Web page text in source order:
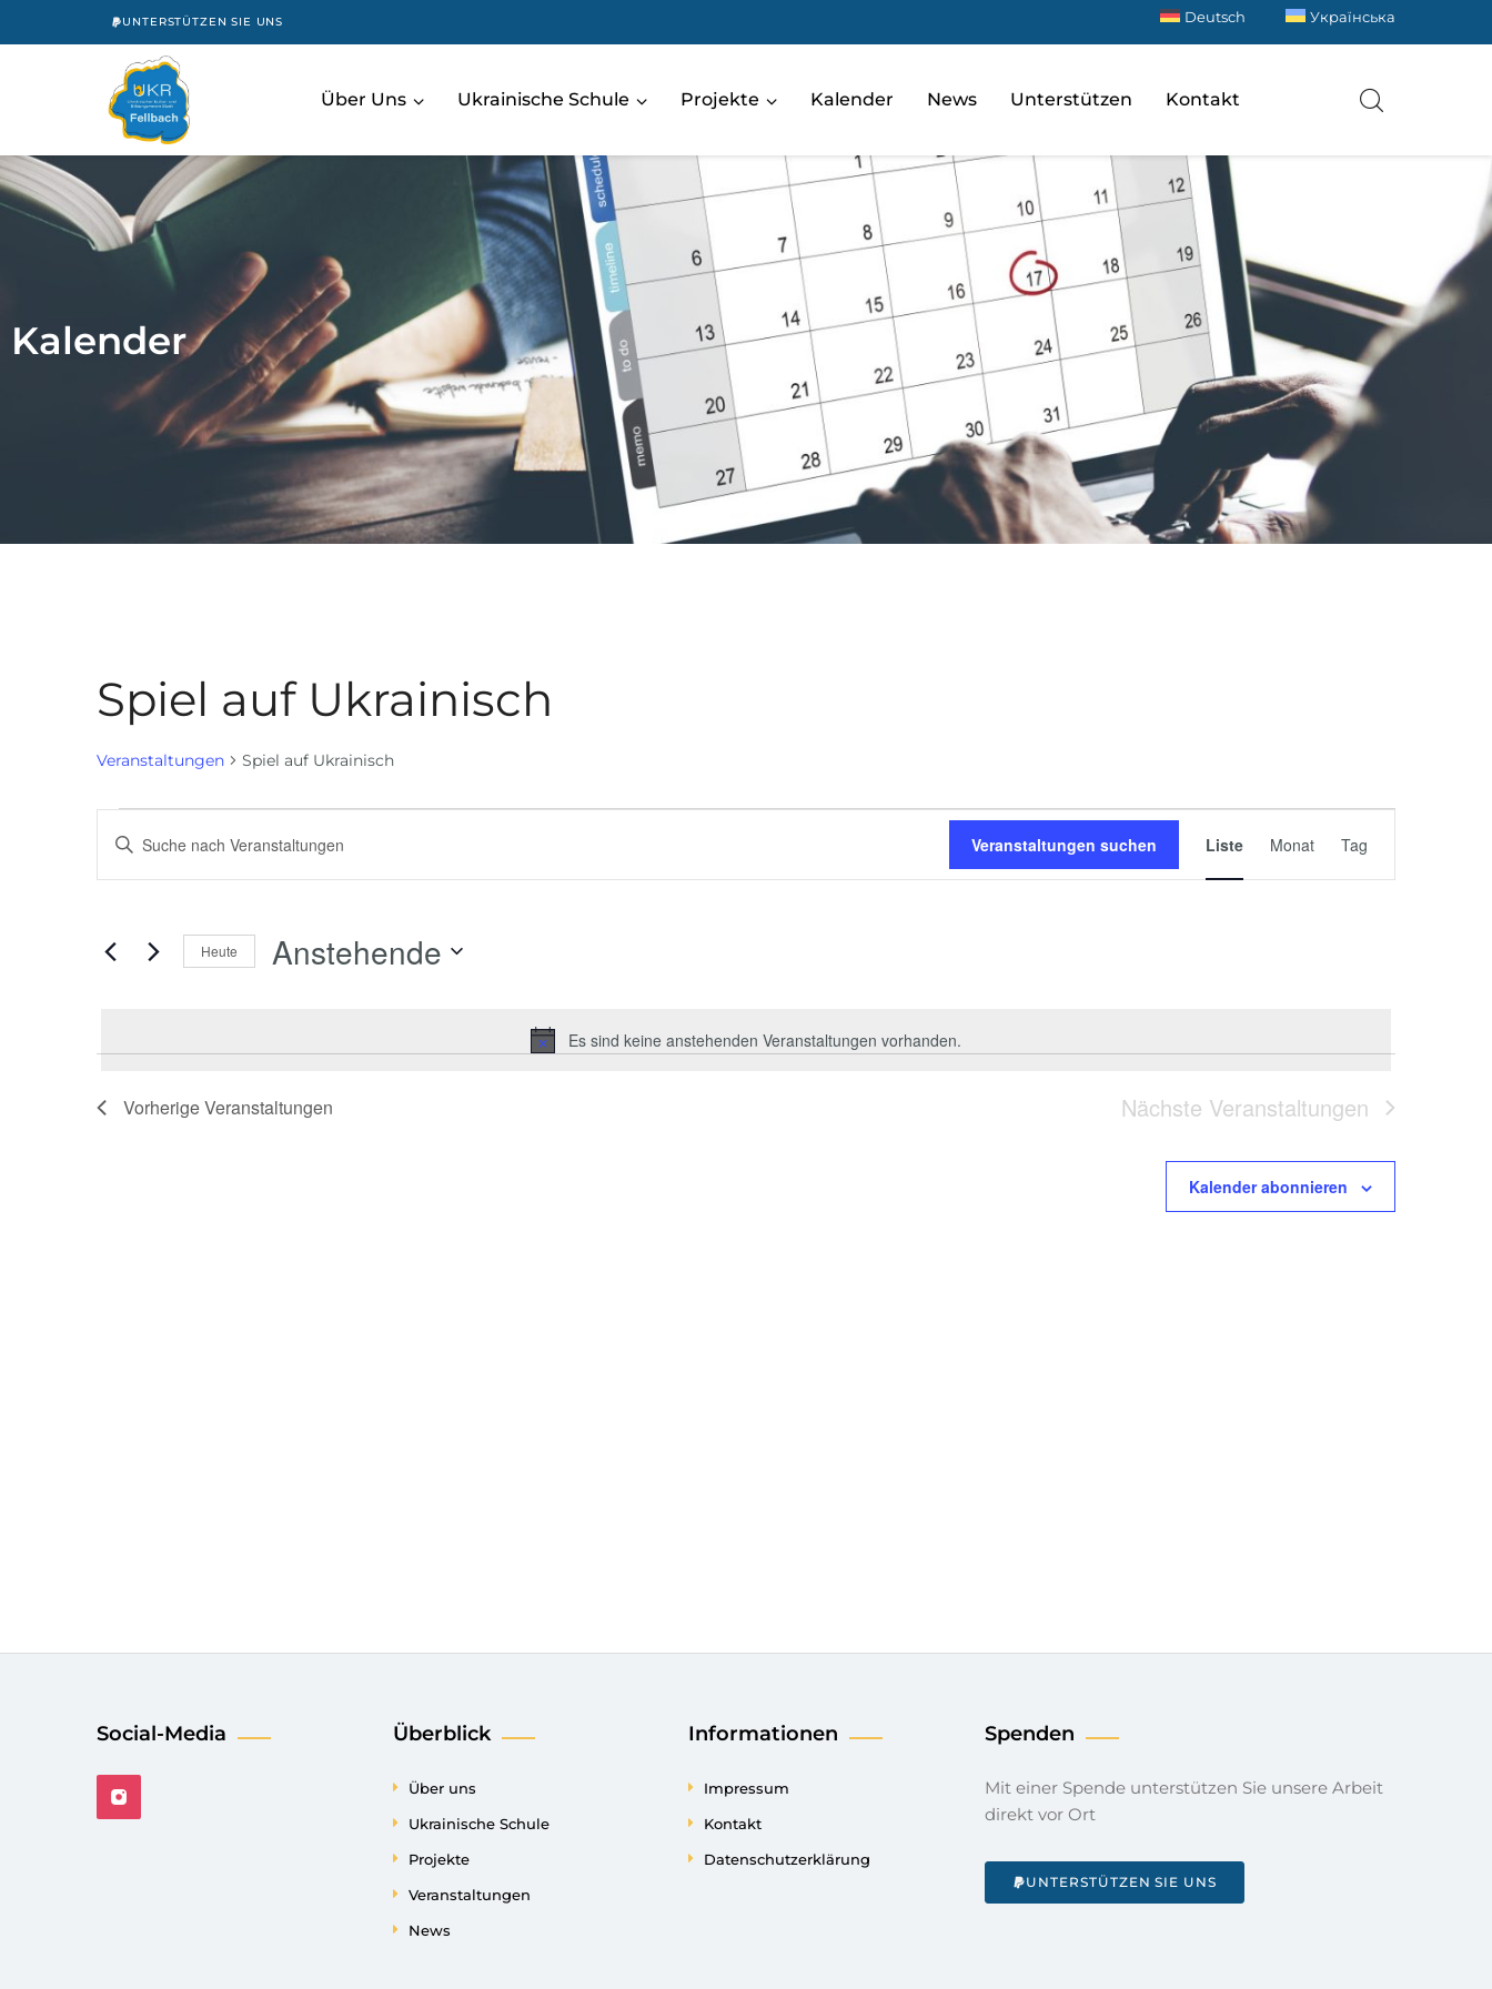
UNTERSTÜTZEN SIE UNS Deutsch Українська
Über Uns Ukrainische Schule Projekte Kalender News Unterstützen Kontakt
Kalender
Spiel auf Ukrainisch
Veranstaltungen Spiel auf Ukrainisch
Hinweis
Es sind keine anstehenden Veranstaltungen vorhanden.
Veranstaltungen
Suche
Ansichten
Bitte
nach
Veranstaltungen suchen
Ansichten
Liste Monat Tag
Heute Anstehende
VorherigeVeranstaltungen Nächste Veranstaltungen
Kalender abonnieren
Social-Media Überblick
Über uns
Ukrainische Schule
Projekte
Veranstaltungen
News
Informationen
Impressum
Kontakt
Datenschutzerklärung
Spenden
Mit einer Spende unterstützen Sie unsere Arbeit
direkt vor Ort
UNTERSTÜTZEN SIE UNS